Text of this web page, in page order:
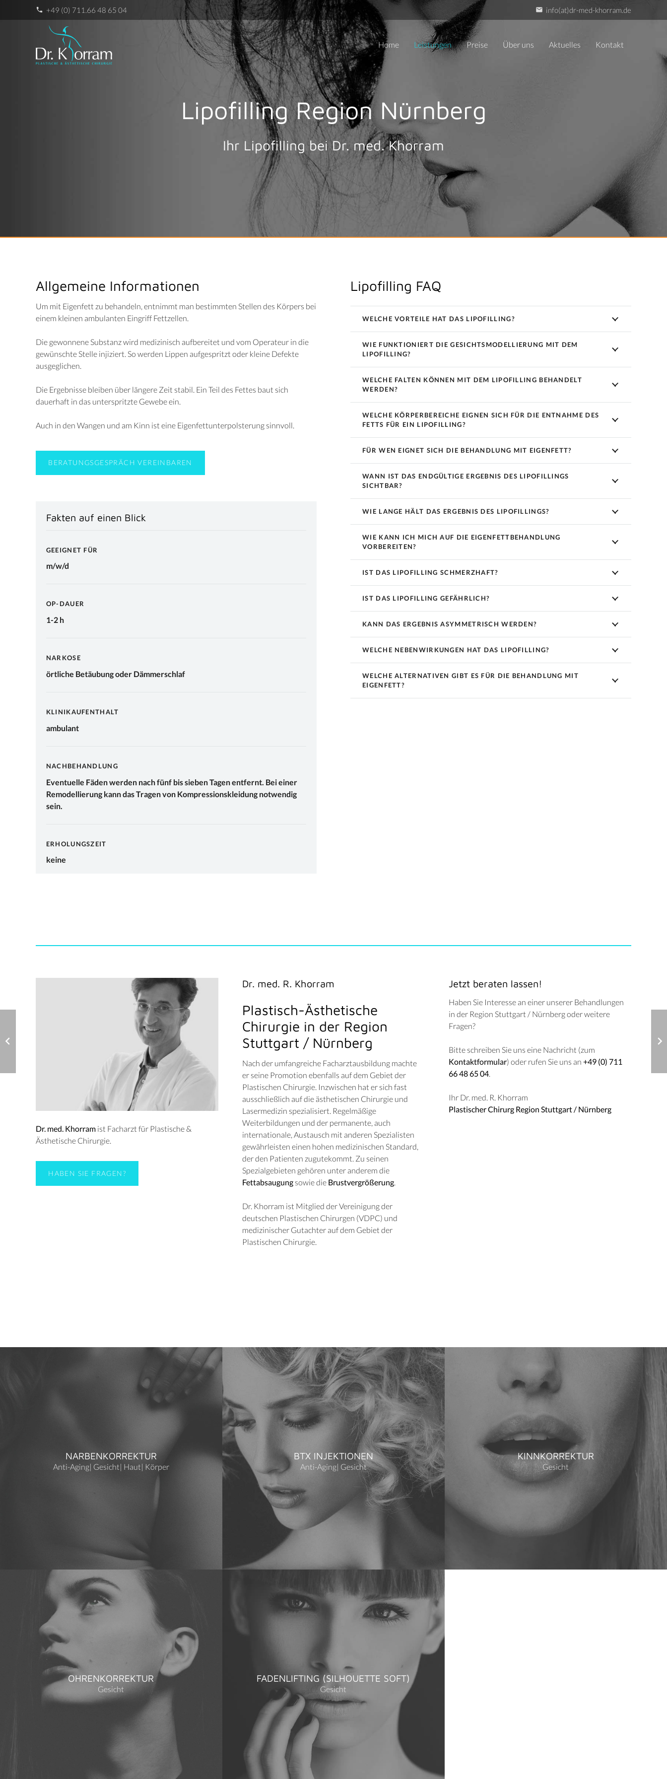
phone +49 (0) 711.66 48 65 04 email info(at)dr-med-khorram.de
Home Leistungen Preise Über uns Aktuelles Kontakt
Lipofilling Region Nürnberg
Ihr Lipofilling bei Dr. med. Khorram
Allgemeine Informationen
Um mit Eigenfett zu behandeln, entnimmt man bestimmten Stellen des Körpers bei
einem kleinen ambulanten Eingriff Fettzellen.
Die gewonnene Substanz wird medizinisch aufbereitet und vom Operateur in die
gewünschte Stelle injiziert. So werden Lippen aufgespritzt oder kleine Defekte
ausgeglichen.
Die Ergebnisse bleiben über längere Zeit stabil. Ein Teil des Fettes baut sich
dauerhaft in das unterspritzte Gewebe ein.
Auch in den Wangen und am Kinn ist eine Eigenfettunterpolsterung sinnvoll.
BERATUNGSGESPRÄCH VEREINBAREN
Fakten auf einen Blick
GEEIGNET FÜR
m/w/d
OP-DAUER
1-2 h
NARKOSE
örtliche Betäubung oder Dämmerschlaf
KLINIKAUFENTHALT
ambulant
NACHBEHANDLUNG
Eventuelle Fäden werden nach fünf bis sieben Tagen entfernt. Bei einer
Remodellierung kann das Tragen von Kompressionskleidung notwendig
sein.
ERHOLUNGSZEIT
keine
Lipofilling FAQ
WELCHE VORTEILE HAT DAS LIPOFILLING?
WIE FUNKTIONIERT DIE GESICHTSMODELLIERUNG MIT DEM
LIPOFILLING?
WELCHE FALTEN KÖNNEN MIT DEM LIPOFILLING BEHANDELT
WERDEN?
WELCHE KÖRPERBEREICHE EIGNEN SICH FÜR DIE ENTNAHME DES
FETTS FÜR EIN LIPOFILLING?
FÜR WEN EIGNET SICH DIE BEHANDLUNG MIT EIGENFETT?
WANN IST DAS ENDGÜLTIGE ERGEBNIS DES LIPOFILLINGS
SICHTBAR?
WIE LANGE HÄLT DAS ERGEBNIS DES LIPOFILLINGS?
WIE KANN ICH MICH AUF DIE EIGENFETTBEHANDLUNG
VORBEREITEN?
IST DAS LIPOFILLING SCHMERZHAFT?
IST DAS LIPOFILLING GEFÄHRLICH?
KANN DAS ERGEBNIS ASYMMETRISCH WERDEN?
WELCHE NEBENWIRKUNGEN HAT DAS LIPOFILLING?
WELCHE ALTERNATIVEN GIBT ES FÜR DIE BEHANDLUNG MIT
EIGENFETT?
Dr. med. Khorram ist Facharzt für Plastische &
Ästhetische Chirurgie.
HABEN SIE FRAGEN?
Dr. med. R. Khorram
Plastisch-Ästhetische
Chirurgie in der Region
Stuttgart / Nürnberg
Nach der umfangreiche Facharztausbildung machte
er seine Promotion ebenfalls auf dem Gebiet der
Plastischen Chirurgie. Inzwischen hat er sich fast
ausschließlich auf die ästhetischen Chirurgie und
Lasermedizin spezialisiert. Regelmäßige
Weiterbildungen und der permanente, auch
internationale, Austausch mit anderen Spezialisten
gewährleisten einen hohen medizinischen Standard,
der den Patienten zugutekommt. Zu seinen
Spezialgebieten gehören unter anderem die
Fettabsaugungsowie die Brustvergrößerung.
Dr. Khorram ist Mitglied der Vereinigung der
deutschen Plastischen Chirurgen (VDPC) und
medizinischer Gutachter auf dem Gebiet der
Plastischen Chirurgie.
Jetzt beraten lassen!
Haben Sie Interesse an einer unserer Behandlungen
in der Region Stuttgart / Nürnberg oder weitere
Fragen?
Bitte schreiben Sie uns eine Nachricht (zum
Kontaktformular) oder rufen Sie uns an +49 (0) 711
66 48 65 04.
Ihr Dr. med. R. Khorram
Plastischer Chirurg Region Stuttgart / Nürnberg
NARBENKORREKTUR
Anti-Aging| Gesicht| Haut| Körper
BTX INJEKTIONEN
Anti-Aging| Gesicht
KINNKORREKTUR
Gesicht
OHRENKORREKTUR
Gesicht
FADENLIFTING (SILHOUETTE SOFT)
Gesicht